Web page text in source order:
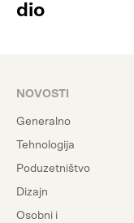
dio
NOVOSTI
Generalno
Tehnologija
Poduzetništvo
Dizajn
Osobni i